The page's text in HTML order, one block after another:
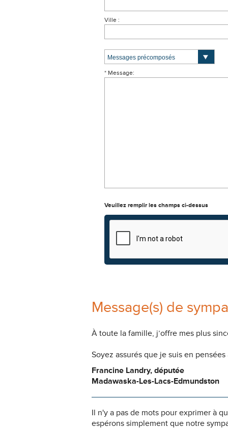
Ville :
* Message:
Veuillez remplir les champs ci-dessus
Message(s) de
À toute la famille, j’offre mes plus
Soyez assurés que je suis en
Francine Landry, députée
Madawaska-Les-Lacs-Edmundston
Il n'y a pas de mots pour exprimer à
espérons simplement que notre